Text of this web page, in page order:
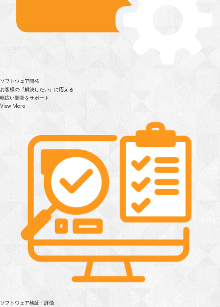
ソフトウェア開発
お客様の『解決したい』に応える
幅広い開発をサポート
View More
ソフトウェア検証・評価